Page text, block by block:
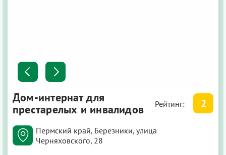
Дом-интернат для
престарелых и инвалидов
Рейтинг: 2
Пермский край, Березники, улица
Черняховского, 28